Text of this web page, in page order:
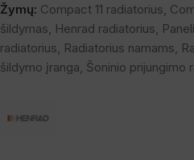
Žymų: Compact 11 radiatorius
šildymas Henrad radiatorius
radiatorius Radiatorius namams
šildymo įranga Šoninio prijungimo